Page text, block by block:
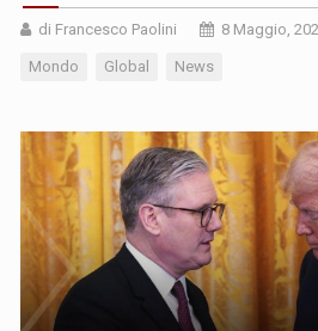
di Francesco Paolini 8 Maggio,
Mondo Global News